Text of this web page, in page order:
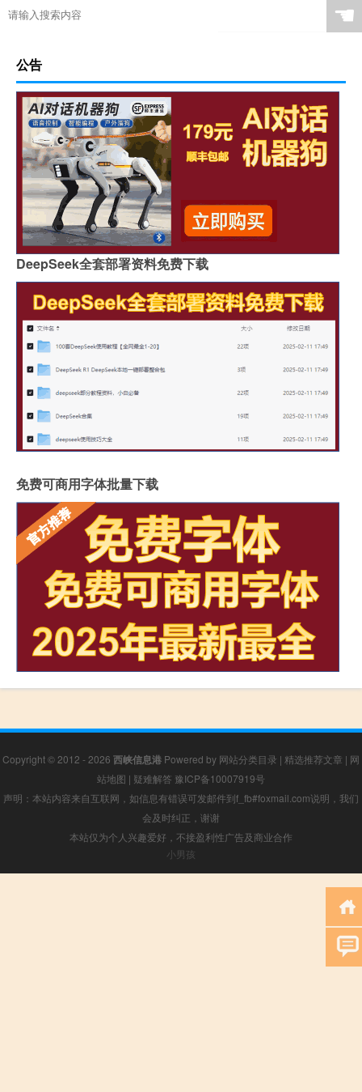
☚
公告
DeepSeek全套部署资料免费下载
免费可商用字体批量下载
Copyright © 2012 - 2026 西峡信息港 Powered by 网站分类目录 | 精选推荐文章 | 网
站地图 | 疑难解答 豫ICP备10007919号
声明：本站内容来自互联网，如信息有错误可发邮件到f_fb#foxmail.com说明，我们
会及时纠正，谢谢
本站仅为个人兴趣爱好，不接盈利性广告及商业合作
小男孩